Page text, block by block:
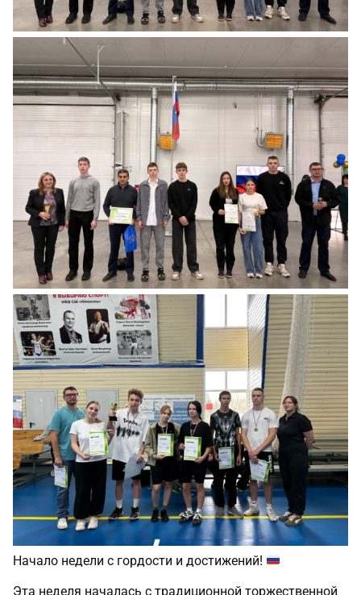
Начало недели с гордости и достижений!
Эта неделя началась с традиционной торжественной